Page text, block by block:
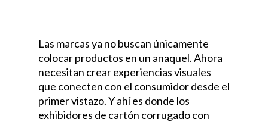
Las marcas ya no buscan únicamente
colocar productos en un anaquel. Ahora
necesitan crear experiencias visuales
que conecten con el consumidor desde el
primer vistazo. Y ahí es donde los
exhibidores de cartón corrugado con